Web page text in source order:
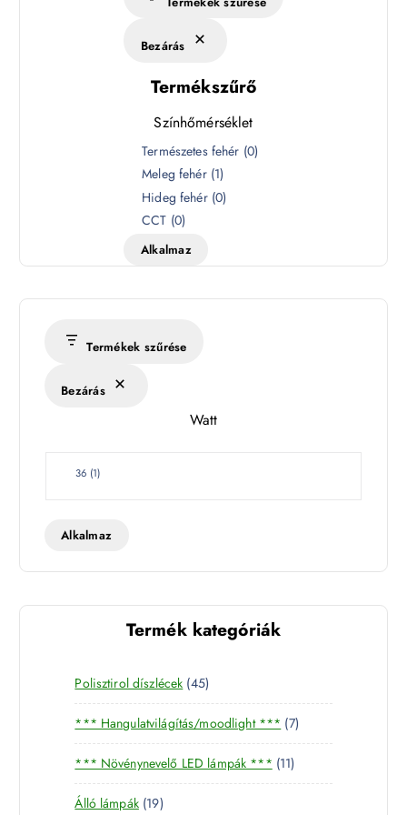
Bezárás
Termékszűrő
Színhőmérséklet
é
s
k
Természetes fehér (0)
Meleg fehér (1)
Hideg fehér (0)
CCT (0)
Alkalmaz
Termékek szűrése
Bezárás
Watt
W
t
36 (1)
Alkalmaz
Termék kategóriák
Polisztirol díszlécek 454
5
t
e
r
m
*** Hangulatvilágítás/moodlight *** 77
t
r
*** Növénynevelő LED lámpák *** 111
1
Álló lámpák 191